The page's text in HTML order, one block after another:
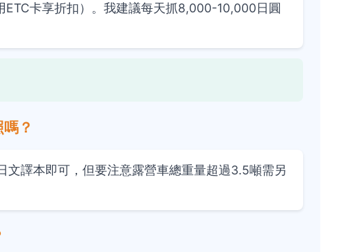
ETC卡享折扣）。我建議每天抓8,000-10,000日圓
？
文譯本即可，但要注意露營車總重量超過3.5噸需另